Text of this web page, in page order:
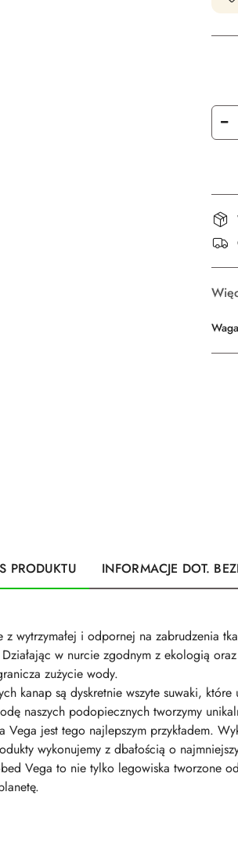
Ilość
i
PRODUKTU INFORMACJE DOT.
z wytrzymałej i odpornej na zabrudzenia
w nurcie zgodnym z ekologią
zużycie wody.
kanap są dyskretnie wszyte suwaki,
naszych podopiecznych tworzymy
Vega jest tego najlepszym przykładem.
wykonujemy z dbałością o
Vega to nie tylko legowiska tworzone